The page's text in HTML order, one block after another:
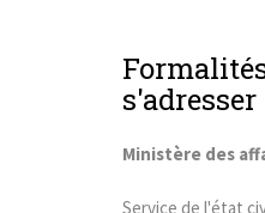
s'adresser
Ministère des
Service de l'état